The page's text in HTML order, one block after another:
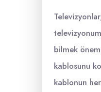
bilmek
kablosunu
kablonun